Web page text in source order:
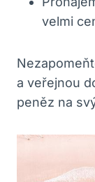
velmi
a veřejnou
peněz na